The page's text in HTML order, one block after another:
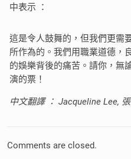
中表示 ：
這是令人鼓舞的，但我們更需
所作為的。我們用職業道德，
的娛樂背後的痛苦。請你，無
演的票！
中文翻譯 ： Jacqueline Lee,
Comments are closed.